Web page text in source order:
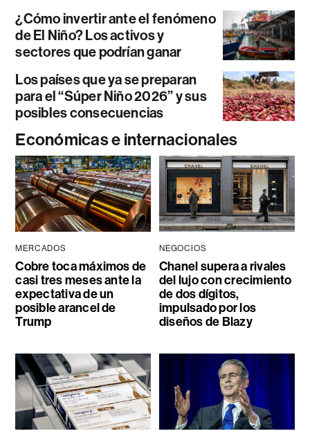
¿Cómo invertir ante el fenómeno
de El Niño? Los activos y
sectores que podrían ganar
Los países que ya se preparan
para el “Súper Niño 2026” y sus
posibles consecuencias
Económicas e internacionales
MERCADOS
Cobre toca máximos de
casi tres meses ante la
expectativa de un
posible arancel de
Trump
NEGOCIOS
Chanel supera a rivales
del lujo con crecimiento
de dos dígitos,
impulsado por los
diseños de Blazy